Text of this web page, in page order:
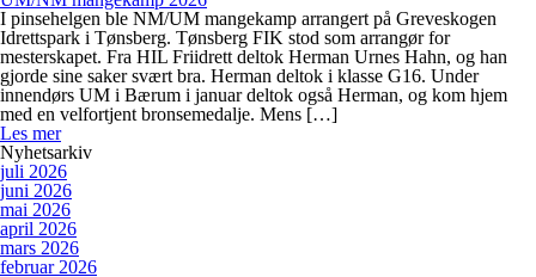
I pinsehelgen ble NM/UM mangekamp arrangert på Greveskogen
Idrettspark i Tønsberg. Tønsberg FIK stod som arrangør for
mesterskapet. Fra HIL Friidrett deltok Herman Urnes Hahn, og han
gjorde sine saker svært bra. Herman deltok i klasse G16. Under
innendørs UM i Bærum i januar deltok også Herman, og kom hjem
med en velfortjent bronsemedalje. Mens […]
Les mer
Nyhetsarkiv
juli 2026
juni 2026
mai 2026
april 2026
mars 2026
februar 2026